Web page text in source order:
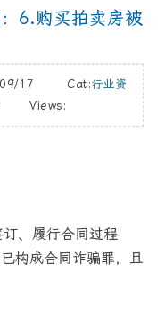
6.购买拍卖房被
09/17 Cat:行业资
Views:
、履行合同过程
构成合同诈骗罪，且